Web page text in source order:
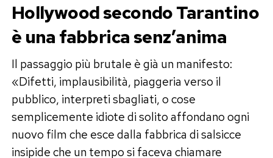
Hollywood secondo Tarantino
è una fabbrica senz’anima
Il passaggio più brutale è già un manifesto:
«Difetti, implausibilità, piaggeria verso il
pubblico, interpreti sbagliati, o cose
semplicemente idiote di solito affondano ogni
nuovo film che esce dalla fabbrica di salsicce
insipide che un tempo si faceva chiamare